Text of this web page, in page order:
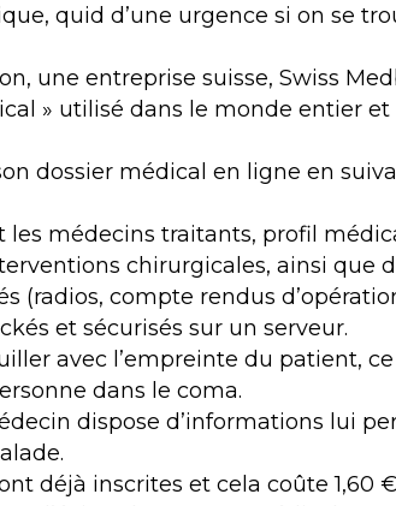
quid d’une urgence si on se
une entreprise suisse, Swiss
» utilisé dans le monde entier
dossier médical en ligne en
les médecins traitants, profil
chirurgicales, ainsi que
(radios, compte rendus
et sécurisés sur un serveur.
avec l’empreinte du patient,
dans le coma.
dispose d’informations lui
déjà inscrites et cela coûte 1,60